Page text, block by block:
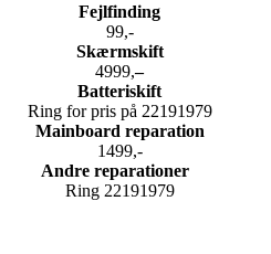
Fejlfinding
99,-
Skærmskift
4999,–
Batteriskift
Ring for pris på 22191979
Mainboard reparation
1499,-
Andre reparationer
Ring 22191979